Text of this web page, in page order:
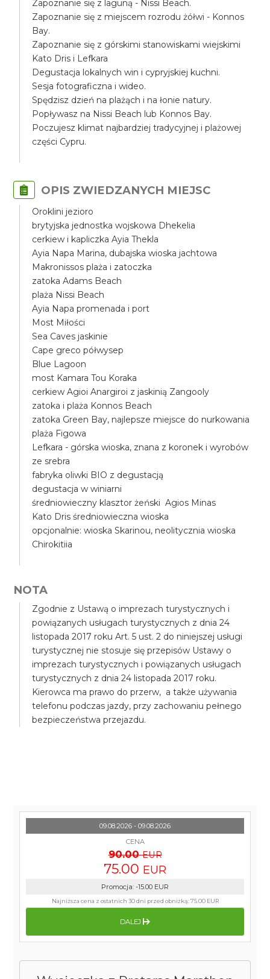
Zapoznanie się z laguną - Nissi Beach.
Zapoznanie się z miejscem rozrodu żółwi - Konnos
Bay.
Zapoznanie się z górskimi stanowiskami wiejskimi
Kato Dris i Lefkara
Degustacja lokalnych win i cypryjskiej kuchni.
Sesja fotograficzna i wideo.
Spędzisz dzień na plażąch i na łonie natury.
Popływasz na Nissi Beach lub Konnos Bay.
Poczujesz klimat najbardziej tradycyjnej i plażowej
części Cypru.
OPIS ZWIEDZANYCH MIEJSC
Oroklini jezioro
brytyjska jednostka wojskowa Dhekelia
cerkiew i kapliczka Ayia Thekla
Ayia Napa Marina, dubajska wioska jachtowa
Makronissos plaża i zatoczka
zatoka Adams Beach
plaża Nissi Beach
Ayia Napa promenada i port
Most Miłości
Sea Caves jaskinie
Cape greco półwysep
Blue Lagoon
most Kamara Tou Koraka
cerkiew Agioi Anargiroi z jaskinią Zangooly
zatoka i plaża Konnos Beach
zatoka Green Bay, najlepsze miejsce do nurkowania
plaża Figowa
Lefkara - górska wioska, znana z koronek i wyrobów
ze srebra
fabryka oliwki BIO z degustacją
degustacja w winiarni
średniowieczny klasztor żeński Agios Minas
Kato Dris średniowieczna wioska
opcjonalnie: wioska Skarinou, neolitycznia wioska
Chirokitiia
NOTA
Zgodnie z Ustawą o imprezach turystycznych i
powiązanych usługach turystycznych z dnia 24
listopada 2017 roku Art. 5 ust. 2 do niniejszej usługi
turystycznej nie stosuje się przepisów Ustawy o
imprezach turystycznych i powiązanych usługach
turystycznych z dnia 24 listopada 2017 roku.
Kierowca ma prawo do przerw, a także używania
telefonu podczas jazdy, przy zachowaniu pełnego
bezpieczeństwa przejazdu.
09.08.2026 - 09.08.2026
CENA
90.00 EUR
75.00 EUR
Promocja: -15.00 EUR
Najniższa cena z ostatnich 30 dni przed obniżką:75.00 EUR
DALEJ